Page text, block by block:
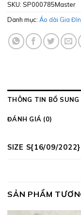
SKU: SP000785Master
Danh mục: Áo dài Gia
THÔNG TIN BỔ SUNG
ĐÁNH GIÁ (0)
SIZE S{16/09/2022}
SẢN PHẨM